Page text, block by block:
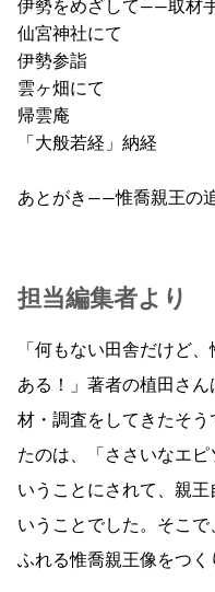
伊勢をめざして――取材
仙宮神社にて
伊勢参詣
雲ヶ畑にて
帰雲庵
「大般若経」納経
あとがき――惟喬親王の
担当編集者より
「何もない田舎だけど
ある！」著者の植田さ
材・調査をしてきたそ
たのは、「ささいなエ
いうことにされて、親
いうことでした。そこ
ふれる惟喬親王像をつく